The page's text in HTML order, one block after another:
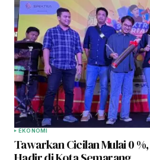
EKONOMI
Tawarkan Cicilan Mulai 0